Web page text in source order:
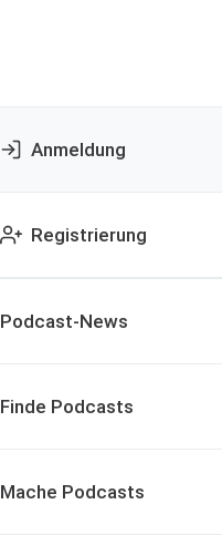
Anmeldung
Registrierung
Podcast-News
Finde Podcasts
Mache Podcasts